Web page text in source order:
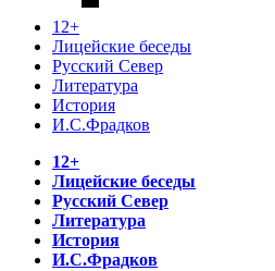
12+
Лицейские беседы
Русский Север
Литература
История
И.С.Фрадков
12+
Лицейские беседы
Русский Север
Литература
История
И.С.Фрадков